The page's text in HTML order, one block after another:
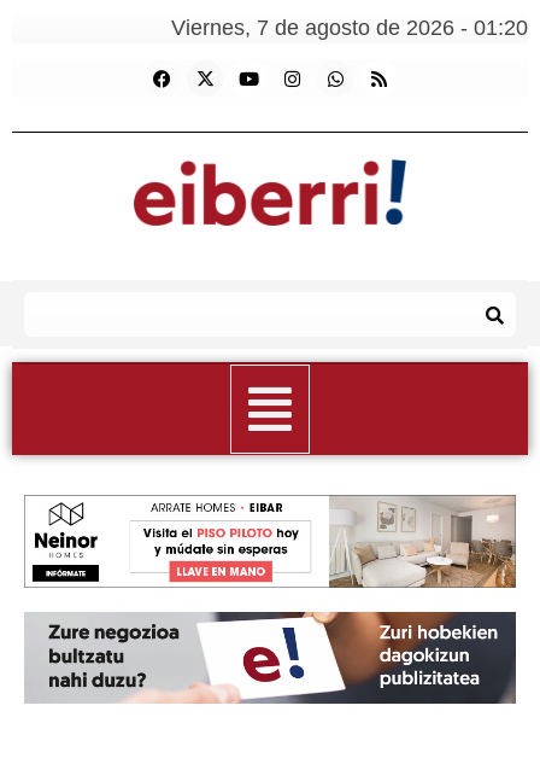
Viernes, 7 de agosto de 2026 - 01:20